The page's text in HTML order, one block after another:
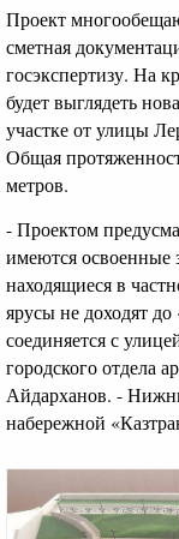
Проект
сметная
госэкспертизу. На
будет выглядеть
участке от улицы
Общая
метров.
- Проектом
имеются освоенные
находящиеся в
ярусы не доходят
соединяется с
городского отдела
Айдарханов. -
набережной